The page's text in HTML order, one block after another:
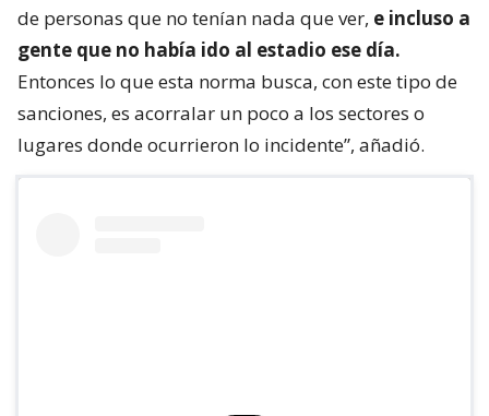
de personas que no tenían nada que ver, e incluso a
gente que no había ido al estadio ese día.
Entonces lo que esta norma busca, con este tipo de
sanciones, es acorralar un poco a los sectores o
lugares donde ocurrieron lo incidente”, añadió.